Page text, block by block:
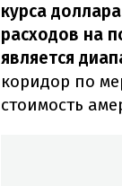
курса
расходов на
является
коридор по
стоимость